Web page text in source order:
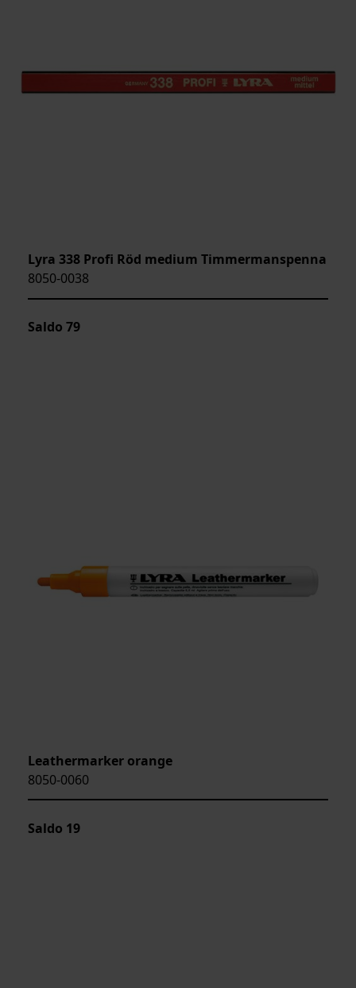
Lyra 338 Profi Röd medium Timmermanspenna
8050-0038
Saldo 79
Leathermarker orange
8050-0060
Saldo 19